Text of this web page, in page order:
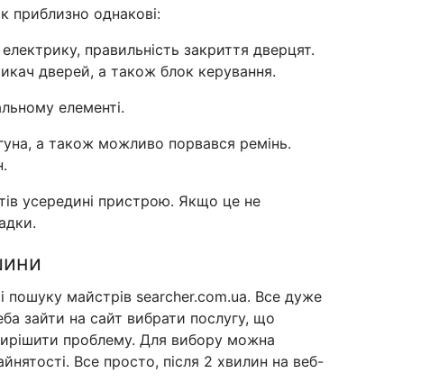
приблизно однакові:
правильність закриття дверцят.
дверей, а також блок керування.
елементі.
а також можливо порвався ремінь.
усередині пристрою. Якщо це не
пошуку майстрів searcher.com.ua. Все дуже
зайти на сайт вибрати послугу, що
проблему. Для вибору можна
Все просто, після 2 хвилин на веб-